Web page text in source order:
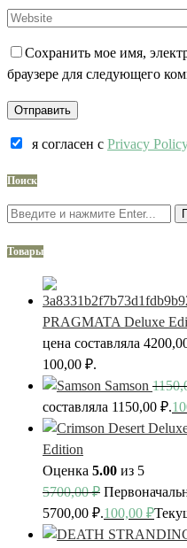
Сохранить мое имя,
браузере для следующего
я согласен c Privacy
Поиск
Товары
PRAGMATA Deluxe
цена составляла
100,00 ₽.
Samson
составляла 1150,00 ₽.
Edition
Оценка 5.00 из 5
5700,00₽
5700,00 ₽.100,00 ₽